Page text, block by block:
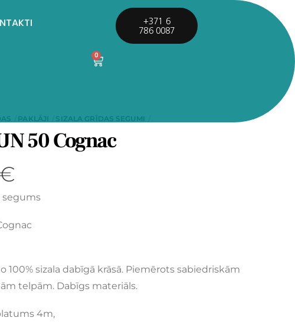
0
+371 6
786 0087
PAKLĀJI SIZALA GRĪDAS SEGUMI
50 Cognac
€
segums
100% sizala dabīgā krāsā. Piemērots sabiedriskām
telpām. Dabīgs materiāls.
4m,